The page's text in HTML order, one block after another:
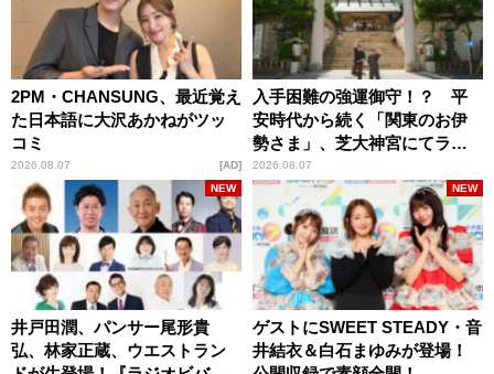
2PM・CHANSUNG、最近覚え
た日本語に大沢あかねがツッ
コミ
2026.08.07 AD
入手困難の強運御守！？ 平
安時代から続く「関東のお伊
勢さま」、芝大神宮にてラン
パンプスが合格祈願！
2026.08.07
井戸田潤、パンサー尾形貴
弘、林家正蔵、ウエストラン
NEW
ゲストにSWEET STEADY・音
井結衣＆白石まゆみが登場！
NEW